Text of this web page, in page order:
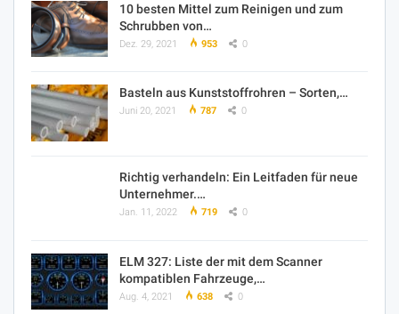
10 besten Mittel zum Reinigen und zum
Schrubben von…
Dez. 29, 2021 953 0
Basteln aus Kunststoffrohren – Sorten,…
Juni 20, 2021 787 0
Richtig verhandeln: Ein Leitfaden für neue
Unternehmer.…
Jan. 11, 2022 719 0
ELM 327: Liste der mit dem Scanner
kompatiblen Fahrzeuge,…
Aug. 4, 2021 638 0